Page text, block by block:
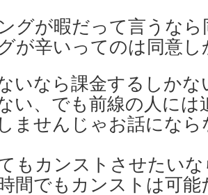
グが暇だって言うな
が辛いってのは同意し
いなら課金するしかな
い、でも前線の人に
ませんじゃお話にな
もカンストさせたい
間でもカンストは可